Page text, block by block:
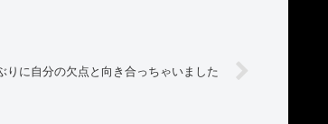
りに自分の欠点と向き合っちゃいました